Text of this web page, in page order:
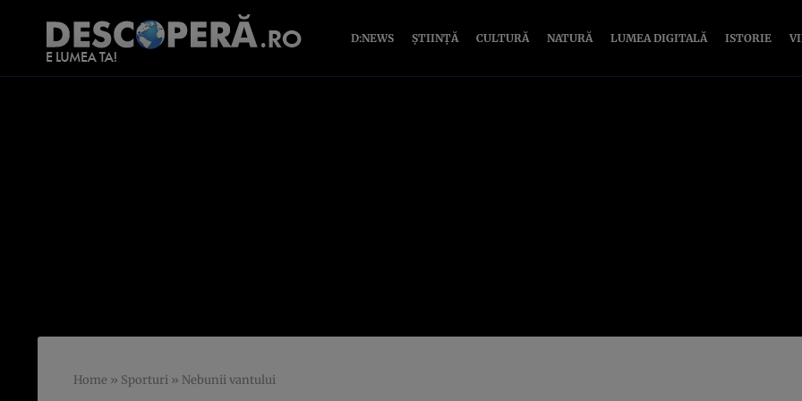
D:NEWS ȘTIINȚĂ CULTURĂ NATURĂ LUMEA DIGITALĂ ISTORIE
Home » Sporturi » Nebunii vantului